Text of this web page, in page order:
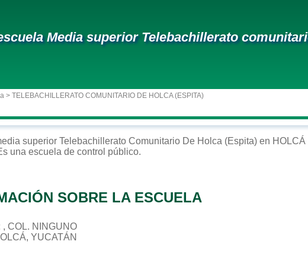
Media superior Telebachillerato
> TELEBACHILLERATO COMUNITARIO DE HOLCA (ESPITA)
superior Telebachillerato Comunitario De Holca (espita) en HOLCÁ
una escuela de control público.
SOBRE LA ESCUELA
, COL. NINGUNO
YUCATÁN